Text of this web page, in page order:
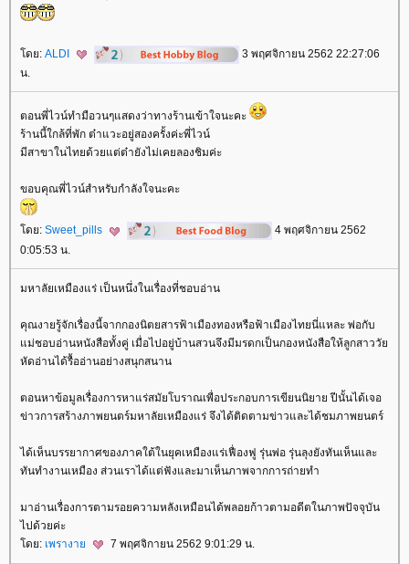
ดย: ALDI
3 พฤศจิกายน 2562 22:27:06
น.
ตอนพี่ไวน์ทำมือวนๆแสดงว่าทางร้านเข้าใจนะคะ
ร้านนี้ใกล้ที่พัก ต๋าแวะอยู่สองครั้งค่ะพี่ไวน์
มีสาขาในไทยด้วยแต่ต๋ายังไม่เคยลองชิมค่ะ
ขอบคุณพี่ไวน์สำหรับกำลังใจนะคะ
ดย: Sweet_pills
4 พฤศจิกายน 2562
0:05:53 น.
มหาลัยเหมืองแร่ เป็นหนึ่งในเรื่องที่ชอบอ่าน
คุณงายรู้จักเรื่องนี้จากกองนิตยสารฟ้าเมืองทองหรือฟ้าเมืองไทยนี่แหละ พ่อกับ
ม่ชอบอ่านหนังสือทั้งคู่ เมื่อไปอยู่บ้านสวนจึงมีมรดกเป็นกองหนังสือให้ลูกสาววั
หัดอ่านได้รื้ออ่านอย่างสนุกสนาน
ตอนหาข้อมูลเรื่องการหาแร่สมัยโบราณเพื่อประกอบการเขียนนิยาย ปีนั้นได้เจอ
ข่าวการสร้างภาพยนตร์มหาลัยเหมืองแร่ จึงได้ติดตามข่าวและได้ชมภาพยนตร์
ได้เห็นบรรยากาศของภาคใต้ในยุคเหมืองแร่เฟื่องฟู รุ่นพ่อ รุ่นลุงยังทันเห็นและ
ทันทำงานเหมือง ส่วนเราได้แต่ฟังและมาเห็นภาพจากการถ่ายทำ
มาอ่านเรื่องการตามรอยความหลังเหมือนได้พลอยก้าวตามอดีตในภาพปัจจุบัน
ไปด้วยค่ะ
ดย: เพรางา 7 พฤศจิกายน 2562 9:01:29 น.